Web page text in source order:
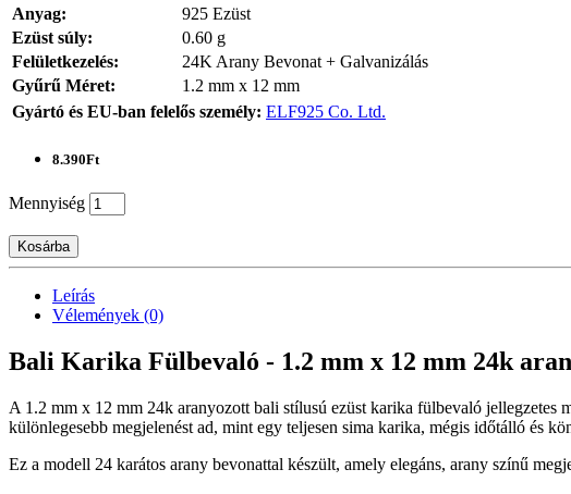
Anyag:
925 Ezüst
Ezüst súly:
0.60 g
Felületkezelés:
24K Arany Bevonat + Galvanizálás
Gyűrű Méret:
1.2 mm x 12 mm
Gyártó és EU-ban felelős személy: ELF925 Co. Ltd.
8.390Ft
Mennyiség
Kosárba
Leírás
Vélemények (0)
Bali Karika Fülbevaló - 1.2 mm x 12 mm 24k
A 1.2 mm x 12 mm 24k aranyozott bali stílusú ezüst karika fülbevaló jellegzetes
különlegesebb megjelenést ad, mint egy teljesen sima karika, mégis időtálló és
Ez a modell 24 karátos arany bevonattal készült, amely elegáns, arany színű